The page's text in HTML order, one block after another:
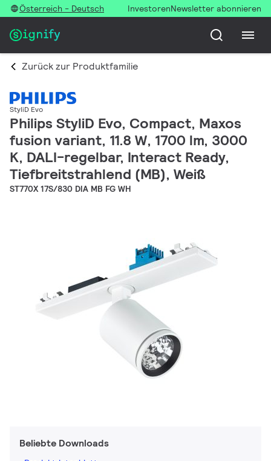
Österreich - Deutsch InvestorenNewsletter abonnieren
Zurück zur Produktfamilie
StyliD Evo
Philips StyliD Evo, Compact, Maxos
fusion variant, 11.8 W, 1700 lm, 3000
K, DALI-regelbar, Interact Ready,
Tiefbreitstrahlend (MB), Weiß
ST770X 17S/830 DIA MB FG WH
Beliebte Downloads